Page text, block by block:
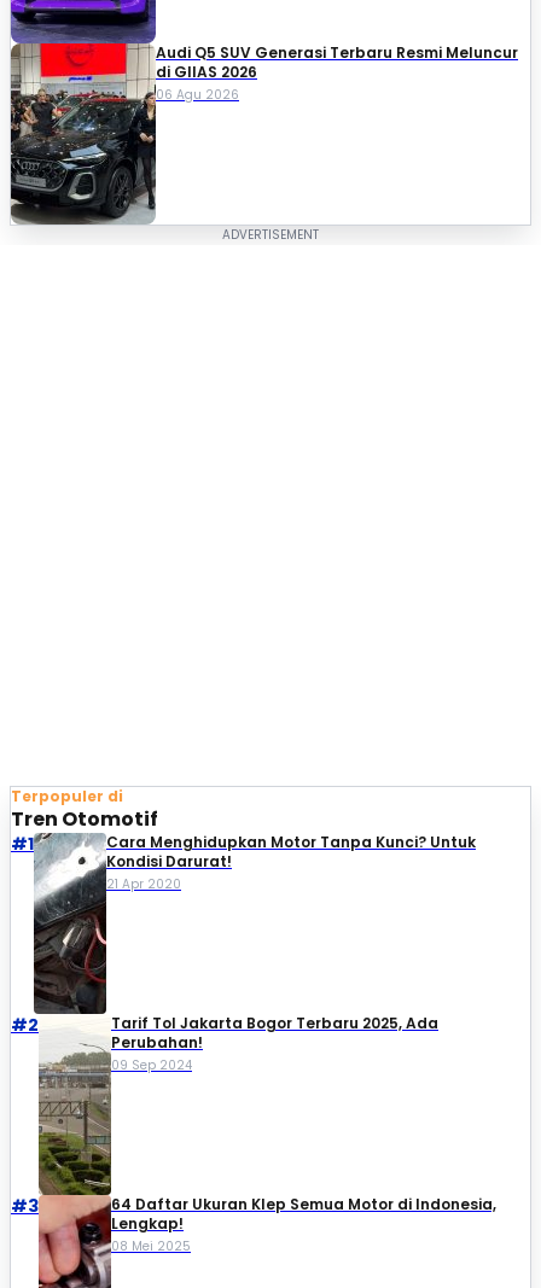
Audi Q5 SUV Generasi Terbaru Resmi Meluncur
di GIIAS 2026
06 Agu 2026
Terpopuler di
Tren Otomotif
#1
Cara Menghidupkan Motor Tanpa Kunci? Untuk
Kondisi Darurat!
21 Apr 2020
#2
Tarif Tol Jakarta Bogor Terbaru 2025, Ada
Perubahan!
09 Sep 2024
#3
64 Daftar Ukuran Klep Semua Motor di Indonesia,
Lengkap!
08 Mei 2025